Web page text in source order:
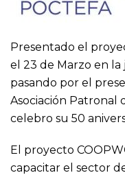
Presentado el
el 23 de Marzo en
pasando por el
Asociación Patronal
celebro su 50
El proyecto
capacitar el sector